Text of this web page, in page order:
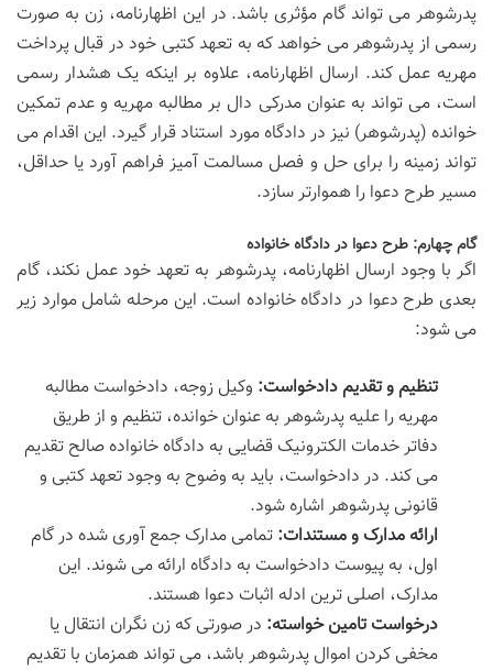
پدرشوهر می تواند گام مؤثری باشد. در این اظهارنامه، زن به صورت
رسمی از پدرشوهر می خواهد که به تعهد کتبی خود در قبال پرداخت
مهریه عمل کند. ارسال اظهارنامه، علاوه بر اینکه یک هشدار رسمی
است، می تواند به عنوان مدرکی دال بر مطالبه مهریه و عدم تمکین
خوانده (پدرشوهر) نیز در دادگاه مورد استناد قرار گیرد. این اقدام می
تواند زمینه را برای حل و فصل مسالمت آمیز فراهم آورد یا حداقل،
مسیر طرح دعوا را هموارتر سازد.
گام چهارم: طرح دعوا در دادگاه خانواده
اگر با وجود ارسال اظهارنامه، پدرشوهر به تعهد خود عمل نکند، گام
بعدی طرح دعوا در دادگاه خانواده است. این مرحله شامل موارد زیر
می شود:
تنظیم و تقدیم دادخواست: وکیل زوجه، دادخواست مطالبه
مهریه را علیه پدرشوهر به عنوان خوانده، تنظیم و از طریق
دفاتر خدمات الکترونیک قضایی به دادگاه خانواده صالح تقدیم
می کند. در دادخواست، باید به وضوح به وجود تعهد کتبی و
قانونی پدرشوهر اشاره شود.
ارائه مدارک و مستندات: تمامی مدارک جمع آوری شده در گام
اول، به پیوست دادخواست به دادگاه ارائه می شوند. این
مدارک، اصلی ترین ادله اثبات دعوا هستند.
درخواست تامین خواسته: در صورتی که زن نگران انتقال یا
مخفی کردن اموال پدرشوهر باشد، می تواند همزمان با تقدیم